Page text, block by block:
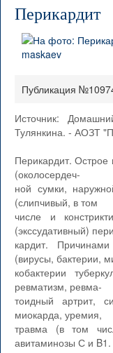
Перикардит
Публикация
Источник:
Тулянкина. - АОЗТ
Перикардит. Острое
(околосердеч-
ной сумки,
(слипчивый, в том
числе и
(экссудативный)
кардит.
(вирусы, бактерии,
кобактерии
ревматизм, ревма-
тоидный артрит,
миокарда, уремия,
травма (в том
авитаминозы С и B1.